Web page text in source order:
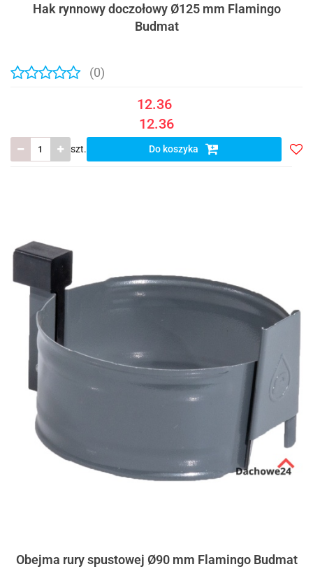
Hak rynnowy doczołowy Ø125 mm Flamingo
Budmat
(0)
12.36
12.36
szt. Do koszyka
Obejma rury spustowej Ø90 mm Flamingo Budmat